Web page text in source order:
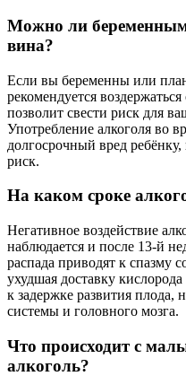
Можно ли беременным
вина?
Если вы беременны или
рекомендуется
позволит свести риск для
Употребление алкоголя во
долгосрочный вред
риск.
На каком сроке
Негативное воздействие
наблюдается и после 13-й
распада приводят к спазму
ухудшая доставку
к задержке развития
системы и головного мозга.
Что происходит с
алкоголь?